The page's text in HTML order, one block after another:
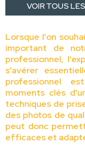
VOIR TOUS
Lorsque l'on
important de
professionnel,
s'avérer
professionnel
moments clés
techniques de
des photos de
peut donc
efficaces et